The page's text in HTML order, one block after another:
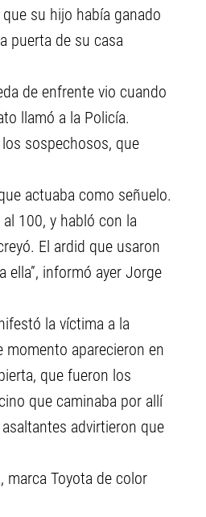
su hijo había ganado
puerta de su casa
de enfrente vio cuando
llamó a la Policía.
sospechosos, que
actuaba como señuelo.
100, y habló con la
El ardid que usaron
ella”, informó ayer Jorge
la víctima a la
momento aparecieron en
que fueron los
que caminaba por allí
advirtieron que
marca Toyota de color